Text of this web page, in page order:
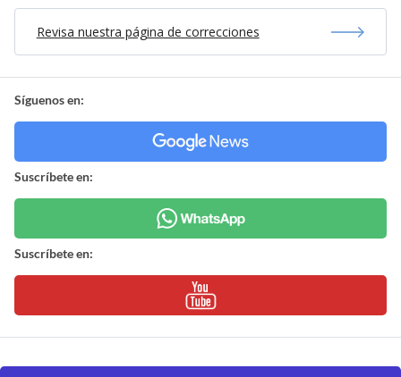
Revisa nuestra página de correcciones
Síguenos en:
Suscríbete en:
Suscríbete en: